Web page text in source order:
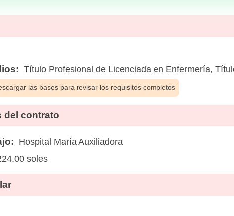
Título Profesional de Licenciada en Enfermería,
las bases para revisar los requisitos completos
del contrato
Hospital María Auxiliadora
soles